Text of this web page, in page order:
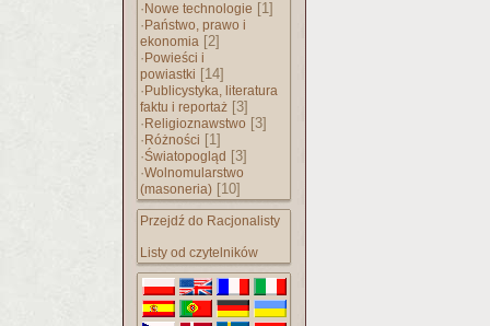
· Nowe technologie [1]
· Państwo, prawo i
ekonomia [2]
· Powieści i
powiastki [14]
· Publicystyka, literatura
faktu i reportaż [3]
· Religioznawstwo [3]
· Różności [1]
·Światopogląd [3]
·Wolnomularstwo
(masoneria) [10]
Przejdź do Racjonalisty
Listy od czytelników